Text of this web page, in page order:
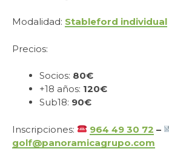
Modalidad: Stableford individual
Precios:
Socios: 80€
+18 años: 120€
Sub18: 90€
Inscripciones: 964 49 30 72 –
golf@panoramicagrupo.com